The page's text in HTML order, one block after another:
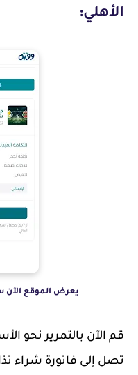
الأهلي:
يعرض الموقع الآن
قم الآن بالتمرير نحو
تصل إلى فاتورة شراء